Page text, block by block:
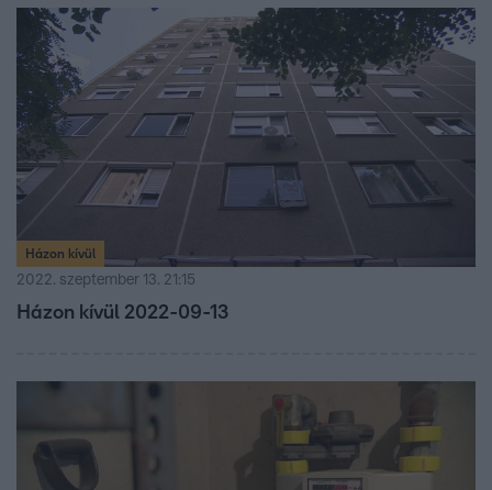
Házon kívül
2022. szeptember 13. 21:15
Házon kívül 2022-09-13